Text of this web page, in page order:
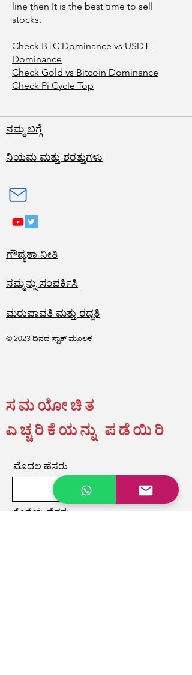
line then It is the best time to sell
stocks.
Check BTC Dominance vs USDT
Dominance
Check Gold vs Bitcoin Dominance
Check Pi Cycle Top
ನಮ್ಮ ಬಗ್ಗೆ
ನಿಯಮ ಮತ್ತು ಶರತ್ತುಗಳು
ಗೌಪ್ಯತಾ ನೀತಿ
ನಮ್ಮನ್ನು ಸಂಪರ್ಕಿಸಿ
ಮರುಪಾವತಿ ಮತ್ತು ರದ್ದತಿ
© 2023 ದಿನದ ಸ್ಟಾಕ್ ಮೂಲಕ
ಸಮಯೋಚಿತ
ಎಚ್ಚರಿಕೆಯನ್ನು ಪಡೆಯಿರಿ
ಮೊದಲ ಹೆಸರು
ಕೊನೆಯ ಹೆಸರು